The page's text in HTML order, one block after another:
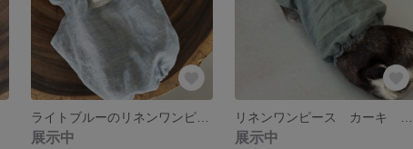
ライトブルーのリネンワンピース
展示中 展示中